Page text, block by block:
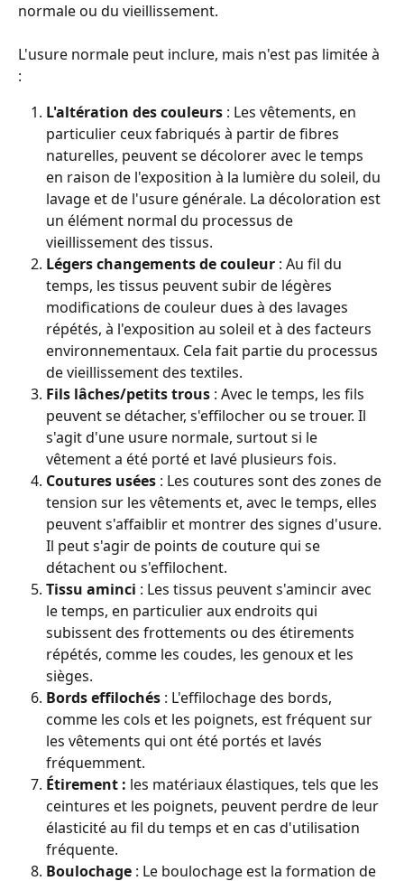
normale ou du vieillissement.
L'usure normale peut inclure, mais n'est pas limitée à
:
L'altération des couleurs : Les vêtements, en
particulier ceux fabriqués à partir de fibres
naturelles, peuvent se décolorer avec le temps
en raison de l'exposition à la lumière du soleil, du
lavage et de l'usure générale. La décoloration est
un élément normal du processus de
vieillissement des tissus.
Légers changements de couleur : Au fil du
temps, les tissus peuvent subir de légères
modifications de couleur dues à des lavages
répétés, à l'exposition au soleil et à des facteurs
environnementaux. Cela fait partie du processus
de vieillissement des textiles.
Fils lâches/petits trous : Avec le temps, les fils
peuvent se détacher, s'effilocher ou se trouer. Il
s'agit d'une usure normale, surtout si le
vêtement a été porté et lavé plusieurs fois.
Coutures usées : Les coutures sont des zones de
tension sur les vêtements et, avec le temps, elles
peuvent s'affaiblir et montrer des signes d'usure.
Il peut s'agir de points de couture qui se
détachent ou s'effilochent.
Tissu aminci : Les tissus peuvent s'amincir avec
le temps, en particulier aux endroits qui
subissent des frottements ou des étirements
répétés, comme les coudes, les genoux et les
sièges.
Bords effilochés : L'effilochage des bords,
comme les cols et les poignets, est fréquent sur
les vêtements qui ont été portés et lavés
fréquemment.
Étirement : les matériaux élastiques, tels que les
ceintures et les poignets, peuvent perdre de leur
élasticité au fil du temps et en cas d'utilisation
fréquente.
Boulochage : Le boulochage est la formation de